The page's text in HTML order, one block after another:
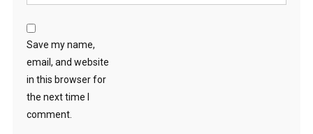
Save my name,
email, and website
in this browser for
the next time I
comment.